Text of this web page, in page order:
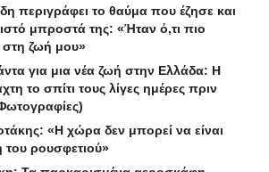
περιγράφει το θαύμα που έζησε και
μπροστά της: «Ήταν ό,τι πιο
ζωή μου»
για μια νέα ζωή στην Ελλάδα: Η
το σπίτι τους λίγες ημέρες πριν
«Η χώρα δεν μπορεί να είναι
ρουσφετιού»